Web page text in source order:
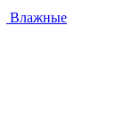
Влажные